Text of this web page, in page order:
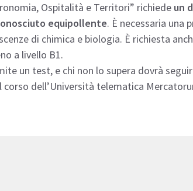
Ospitalità e Territori” richiede un
equipollente. È necessaria una
di chimica e biologia. È richiesta
a livello B1.
un test, e chi non lo supera dovrà
corso dell’Università telematica